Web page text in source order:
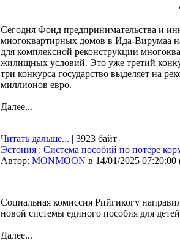
Сегодня Фонд предпринимательства и
многоквартирных домов в Ида-Вирумаа
для комплексной реконструкции
жилищных условий. Это уже третий
три конкурса государство выделяет на
миллионов евро.
Далее...
Читать дальше... | 3923 байт
Эстония : Система пособий по потере
Автор: MONMOON в 14/01/2025 07:20:00
Социальная комиссия Рийгикогу
новой системы единого пособия для
Далее...